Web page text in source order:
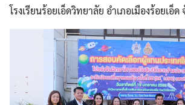
โรงเรียนร้อยเอ็ดวิทยาลัย อำเภอเมืองร้อยเอ็ด